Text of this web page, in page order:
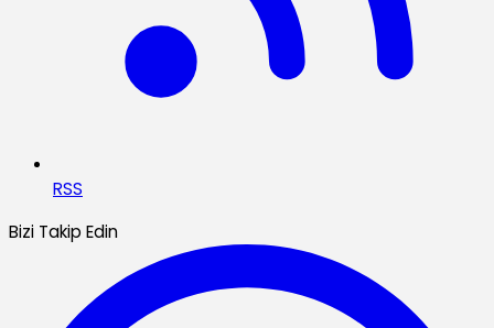
RSS
Bizi Takip Edin